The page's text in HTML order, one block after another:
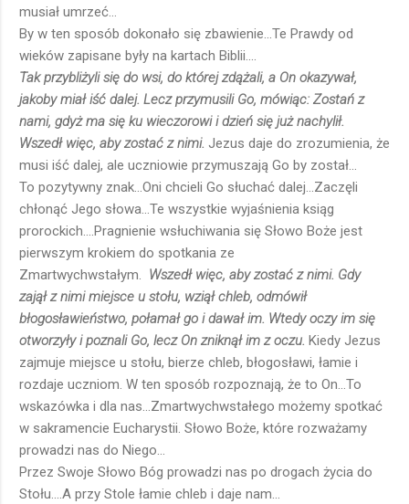
musiał umrzeć...
By w ten sposób dokonało się zbawienie...Te Prawdy od
wieków zapisane były na kartach Biblii....
Tak przybliżyli się do wsi, do której zdążali, a On okazywał,
jakoby miał iść dalej. Lecz przymusili Go, mówiąc: Zostań z
nami, gdyż ma się ku wieczorowi i dzień się już nachylił.
Wszedł więc, aby zostać z nimi. Jezus daje do zrozumienia, że
musi iść dalej, ale uczniowie przymuszają Go by został...
To pozytywny znak...Oni chcieli Go słuchać dalej...Zaczęli
chłonąć Jego słowa...Te wszystkie wyjaśnienia ksiąg
prorockich....Pragnienie wsłuchiwania się Słowo Boże jest
pierwszym krokiem do spotkania ze
Zmartwychwstałym. Wszedł więc, aby zostać z nimi. Gdy
zajął z nimi miejsce u stołu, wziął chleb, odmówił
błogosławieństwo, połamał go i dawał im. Wtedy oczy im się
otworzyły i poznali Go, lecz On zniknął im z oczu. Kiedy Jezus
zajmuje miejsce u stołu, bierze chleb, błogosławi, łamie i
rozdaje uczniom. W ten sposób rozpoznają, że to On...To
wskazówka i dla nas...Zmartwychwstałego możemy spotkać
w sakramencie Eucharystii. Słowo Boże, które rozważamy
prowadzi nas do Niego...
Przez Swoje Słowo Bóg prowadzi nas po drogach życia do
Stołu....A przy Stole łamie chleb i daje nam...